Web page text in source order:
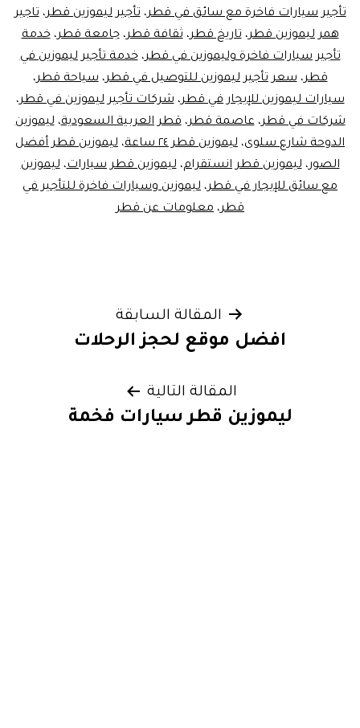
تأجير سيارات فاخرة مع سائق في قطر،تأجير ليموزين قطر،تاجير
همر ليموزين قطر،تاريخ قطر،ثقافة قطر،جامعة قطر،خدمة
تأجير سيارات فاخرة وليموزين في قطر،خدمة تأجير ليموزين في
قطر،سعر تأجير ليموزين للتوصيل في قطر،سياحة قطر،
سيارات ليموزين للإيجار في قطر،شركات تأجير ليموزين في قطر،
شركات في قطر،عاصمة قطر،قطر العربية السعودية،ليموزين
الدوحة شارع سلوى، ليموزين قطر ٢٤ ساعة ، ليموزين قطر أفضل
الصور،ليموزين قطر انستقرام،ليموزين قطر سيارات،ليموزين
مع سائق للإيجار في قطر، ليموزين وسيارات فاخرة للتأجير في
قطر، معلومات عن قطر
المقالة السابقة
افضل موقع لحجز الرحلات
المقالة التالية
ليموزين قطر سيارات فخمة